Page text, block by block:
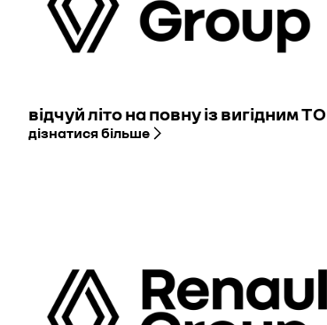
відчуй літо на повну із вигідним ТО
дізнатися більше